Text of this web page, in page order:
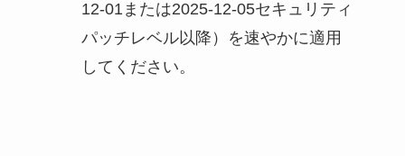
12-01または2025-12-05セキュリティ
パッチレベル以降）を速やかに適用
してください。